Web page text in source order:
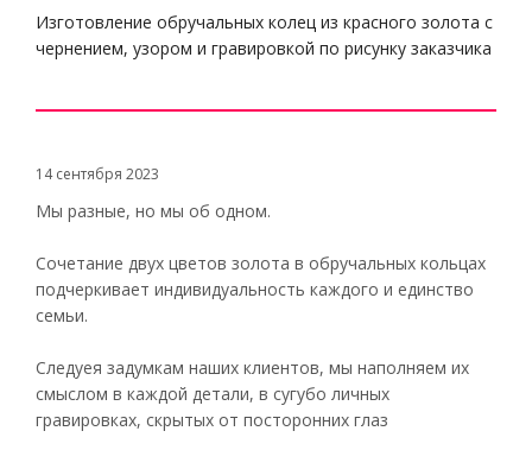
Изготовление обручальных колец из красного золота с
чернением, узором и гравировкой по рисунку заказчика
14 сентября 2023
Мы разные, но мы об одном.
Сочетание двух цветов золота в обручальных кольцах
подчеркивает индивидуальность каждого и единство
семьи.
Следуея задумкам наших клиентов, мы наполняем их
смыслом в каждой детали, в сугубо личных
гравировках, скрытых от посторонних глаз